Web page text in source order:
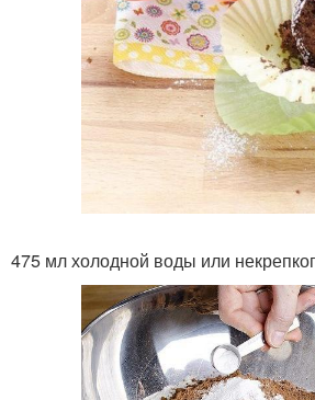
475 мл холодной воды или